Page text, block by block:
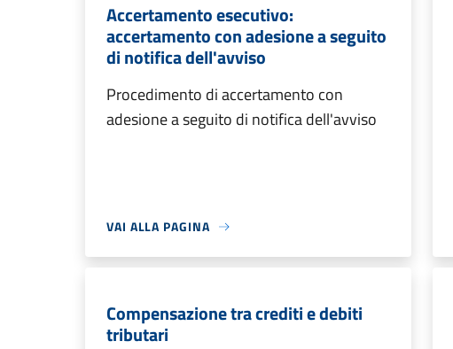
Accertamento esecutivo:
accertamento con adesione a seguito
di notifica dell'avviso
Procedimento di accertamento con
adesione a seguito di notifica dell'avviso
VAI ALLA PAGINA
Compensazione tra crediti e debiti
tributari